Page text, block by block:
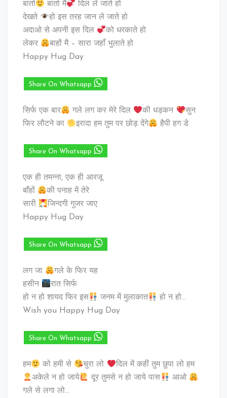
बातो बातो मैं
दिल ले जाते हो
देखते
हो इस तरह जान ले जाते हो
अदाओ से अपनी इस दिल
को धरकाते हो
लेकर
बाहों मै – सारा जहाँ भुलाते हो
Happy Hug Day
Share On Whatsapp
सिर्फ एक बार गले लग कर मेरे दिल की धड़कन
सुन
फिर लौटने का
इरादा हम तुम पर छोड़ देंगे हैपी हग डे
Share On Whatsapp
एक ही तमन्ना, एक ही आरजू
बाँहों
की पनाह में तेरे
सारी
जिन्दगी गुजर जाए
Happy Hug Day
Share On Whatsapp
लग जा
गले के फिर यह
हसीन
रात सिर्फ
हो न हो शायद फिर इस
जनम में मुलाकात
हो न हो…
Wish you Happy Hug Day
Share On Whatsapp
हम को हमी से चुरा लो
दिल में कहीं तुम छुपा लो हम
अकेले न हो जाये
दूर तुमसे न हो जाये पास
आओ
गले से लगा लो…